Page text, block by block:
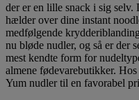
der er en lille snack i sig
hælder over dine instant
medfølgende
nu bløde nudler, og så er der
mest kendte form for
almene fødevarebutikker.
Yum nudler til en favorabel